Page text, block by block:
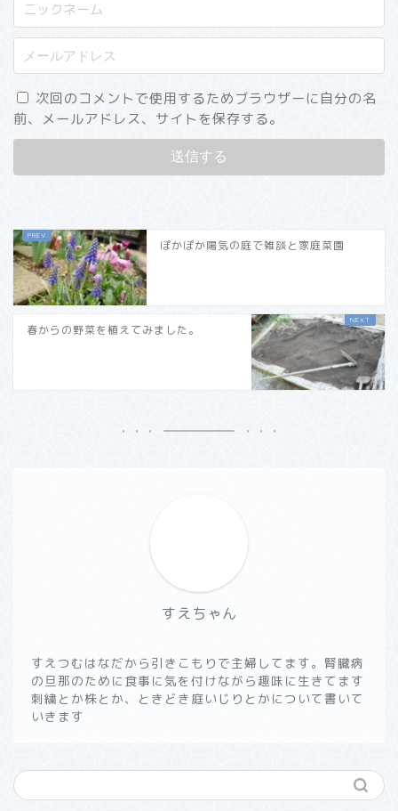
次回のコメントで使用するためブラウザーに自分の名
前、メールアドレス、サイトを保存する。
ぽかぽか陽気の庭で雑談と家庭菜園
春からの野菜を植えてみました。
すえちゃん
すえつむはなだから引きこもりで主婦してます。腎臓病
の旦那のために食事に気を付けながら趣味に生きてます
刺繍とか株とか、ときどき庭いじりとかについて書いて
いきます